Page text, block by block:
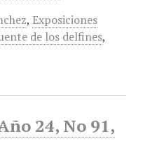
, Exposiciones
de los delfines,
24, No 91,